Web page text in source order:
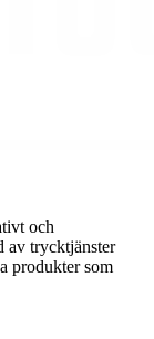
och
av trycktjänster
produkter som